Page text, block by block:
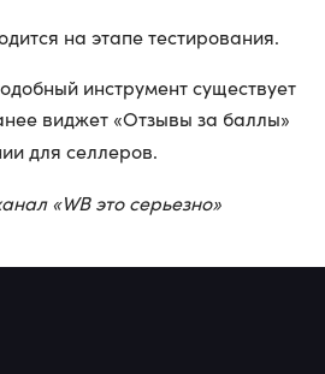
на этапе тестирования.
инструмент существует
виджет «Отзывы за баллы»
для селлеров.
«WB это серьезно»